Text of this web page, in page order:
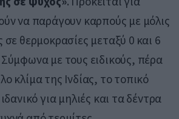
να παράγουν καρπούς με μόλις
θερμοκρασίες μεταξύ 0 και 6
με τους ειδικούς, πέρα
κλίμα της Ινδίας, το τοπικό
για μηλιές και τα δέντρα